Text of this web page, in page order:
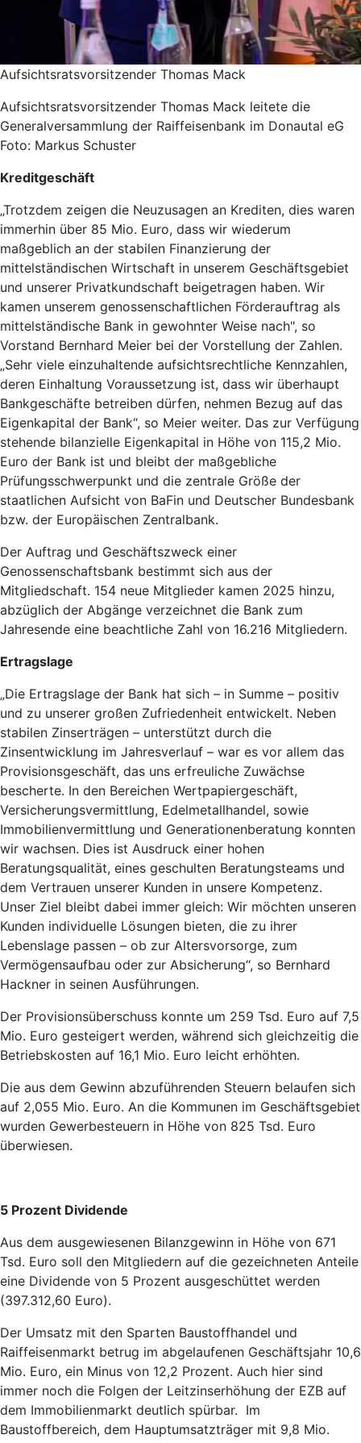
Aufsichtsratsvorsitzender Thomas Mack
Aufsichtsratsvorsitzender Thomas Mack leitete die
Generalversammlung der Raiffeisenbank im Donautal eG
Foto: Markus Schuster
Kreditgeschäft
„Trotzdem zeigen die Neuzusagen an Krediten, dies waren
immerhin über 85 Mio. Euro, dass wir wiederum
maßgeblich an der stabilen Finanzierung der
mittelständischen Wirtschaft in unserem Geschäftsgebiet
und unserer Privatkundschaft beigetragen haben. Wir
kamen unserem genossenschaftlichen Förderauftrag als
mittelständische Bank in gewohnter Weise nach", so
Vorstand Bernhard Meier bei der Vorstellung der Zahlen.
„Sehr viele einzuhaltende aufsichtsrechtliche Kennzahlen,
deren Einhaltung Voraussetzung ist, dass wir überhaupt
Bankgeschäfte betreiben dürfen, nehmen Bezug auf das
Eigenkapital der Bank“, so Meier weiter. Das zur Verfügung
stehende bilanzielle Eigenkapital in Höhe von 115,2 Mio.
Euro der Bank ist und bleibt der maßgebliche
Prüfungsschwerpunkt und die zentrale Größe der
staatlichen Aufsicht von BaFin und Deutscher Bundesbank
bzw. der Europäischen Zentralbank.
Der Auftrag und Geschäftszweck einer
Genossenschaftsbank bestimmt sich aus der
Mitgliedschaft. 154 neue Mitglieder kamen 2025 hinzu,
abzüglich der Abgänge verzeichnet die Bank zum
Jahresende eine beachtliche Zahl von 16.216 Mitgliedern.
Ertragslage
„Die Ertragslage der Bank hat sich – in Summe – positiv
und zu unserer großen Zufriedenheit entwickelt. Neben
stabilen Zinserträgen – unterstützt durch die
Zinsentwicklung im Jahresverlauf – war es vor allem das
Provisionsgeschäft, das uns erfreuliche Zuwächse
bescherte. In den Bereichen Wertpapiergeschäft,
Versicherungsvermittlung, Edelmetallhandel, sowie
Immobilienvermittlung und Generationenberatung konnten
wir wachsen. Dies ist Ausdruck einer hohen
Beratungsqualität, eines geschulten Beratungsteams und
dem Vertrauen unserer Kunden in unsere Kompetenz.
Unser Ziel bleibt dabei immer gleich: Wir möchten unseren
Kunden individuelle Lösungen bieten, die zu ihrer
Lebenslage passen – ob zur Altersvorsorge, zum
Vermögensaufbau oder zur Absicherung“, so Bernhard
Hackner in seinen Ausführungen.
Der Provisionsüberschuss konnte um 259 Tsd. Euro auf 7,5
Mio. Euro gesteigert werden, während sich gleichzeitig die
Betriebskosten auf 16,1 Mio. Euro leicht erhöhten.
Die aus dem Gewinn abzuführenden Steuern belaufen sich
auf 2,055 Mio. Euro. An die Kommunen im Geschäftsgebiet
wurden Gewerbesteuern in Höhe von 825 Tsd. Euro
überwiesen.
5 Prozent Dividende
Aus dem ausgewiesenen Bilanzgewinn in Höhe von 671
Tsd. Euro soll den Mitgliedern auf die gezeichneten Anteile
eine Dividende von 5 Prozent ausgeschüttet werden
(397.312,60 Euro).
Der Umsatz mit den Sparten Baustoffhandel und
Raiffeisenmarkt betrug im abgelaufenen Geschäftsjahr 10,6
Mio. Euro, ein Minus von 12,2 Prozent. Auch hier sind
immer noch die Folgen der Leitzinserhöhung der EZB auf
dem Immobilienmarkt deutlich spürbar. Im
Baustoffbereich, dem Hauptumsatzträger mit 9,8 Mio.